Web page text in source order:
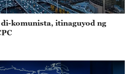
komunista, itinaguyod ng